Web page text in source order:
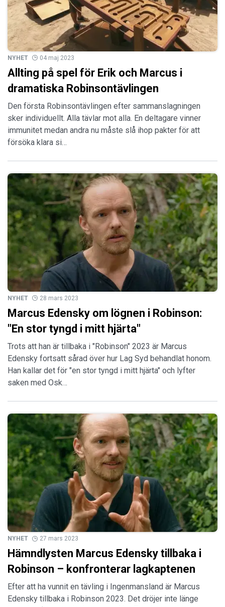
NYHET 04 maj 2023
Allting på spel för Erik och Marcus i
dramatiska Robinsontävlingen
Den första Robinsontävlingen efter sammanslagningen
sker individuellt. Alla tävlar mot alla. En deltagare vinner
immunitet medan andra nu måste slå ihop pakter för att
försöka klara si…
NYHET 28 mars 2023
Marcus Edensky om lögnen i Robinson:
"En stor tyngd i mitt hjärta"
Trots att han är tillbaka i "Robinson" 2023 är Marcus
Edensky fortsatt sårad över hur Lag Syd behandlat honom.
Han kallar det för "en stor tyngd i mitt hjärta" och lyfter
saken med Osk…
NYHET 27 mars 2023
Hämndlysten Marcus Edensky tillbaka i
Robinson – konfronterar lagkaptenen
Efter att ha vunnit en tävling i Ingenmansland är Marcus
Edensky tillbaka i Robinson 2023. Det dröjer inte länge